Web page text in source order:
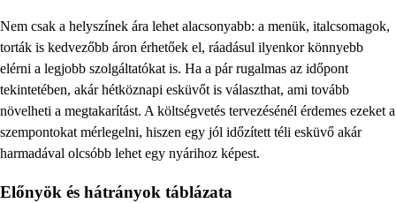
Nem csak a helyszínek ára lehet alacsonyabb: a menük, italcsomagok,
torták is kedvezőbb áron érhetőek el, ráadásul ilyenkor könnyebb
elérni a legjobb szolgáltatókat is. Ha a pár rugalmas az időpont
tekintetében, akár hétköznapi esküvőt is választhat, ami tovább
növelheti a megtakarítást. A költségvetés tervezésénél érdemes ezeket a
szempontokat mérlegelni, hiszen egy jól időzített téli esküvő akár
harmadával olcsóbb lehet egy nyárihoz képest.
Előnyök és hátrányok táblázata